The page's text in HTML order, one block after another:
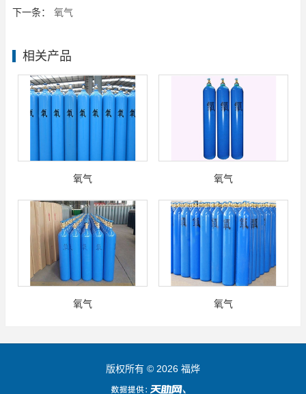
下一条：
氧气
相关产品
氧气 氧气
氧气 氧气
版权所有 © 2026 福烨